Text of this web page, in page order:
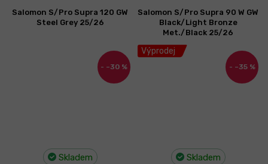
–30 %
Salomon S/Pro Supra 120 GW
Steel Grey 25/26
Skladem
Výprodej
–35 %
Salomon S/Pro Supra 90 W GW
Black/Light Bronze
Met./Black 25/26
Skladem